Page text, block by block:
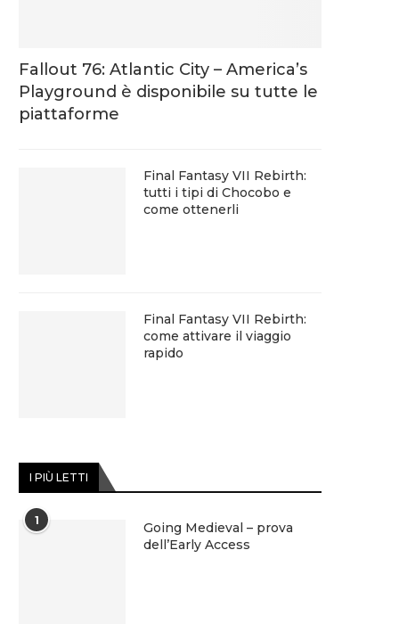
Fallout 76: Atlantic City – America’s
Playground è disponibile su tutte le
piattaforme
Final Fantasy VII Rebirth:
tutti i tipi di Chocobo e
come ottenerli
Final Fantasy VII Rebirth:
come attivare il viaggio
rapido
I PIÙ LETTI
1
Going Medieval – prova
dell’Early Access